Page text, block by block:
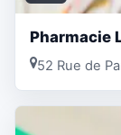
Pharmacie
52 Rue de